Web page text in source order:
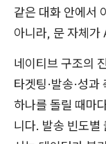
같은 대화 안에서
아니라, 문 자체가
네이티브 구조의
타겟팅·발송·성
하나를 돌릴 때마
니다. 발송 빈도별